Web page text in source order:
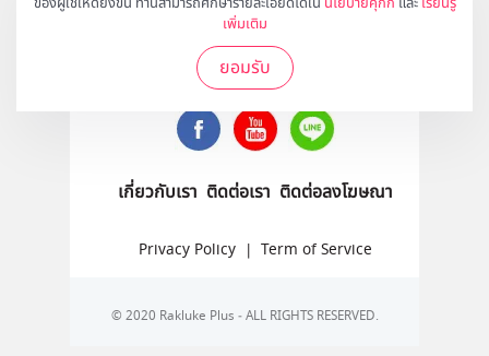
เพิ่มเติม
ยอมรับ
ติดตามเราได้ที่
เกี่ยวกับเรา ติดต่อเรา ติดต่อลงโฆษณา
Privacy Policy | Term of Service
© 2020 Rakluke Plus - ALL RIGHTS RESERVED.